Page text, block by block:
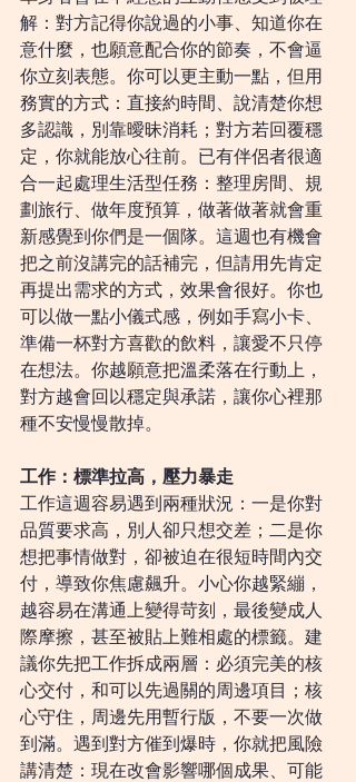
解：對方記得你說過的小事、知道你在
意什麼，也願意配合你的節奏，不會逼
你立刻表態。你可以更主動一點，但用
務實的方式：直接約時間、說清楚你想
多認識，別靠曖昧消耗；對方若回覆穩
定，你就能放心往前。已有伴侶者很適
合一起處理生活型任務：整理房間、規
劃旅行、做年度預算，做著做著就會重
新感覺到你們是一個隊。這週也有機會
把之前沒講完的話補完，但請用先肯定
再提出需求的方式，效果會很好。你也
可以做一點小儀式感，例如手寫小卡、
準備一杯對方喜歡的飲料，讓愛不只停
在想法。你越願意把溫柔落在行動上，
對方越會回以穩定與承諾，讓你心裡那
種不安慢慢散掉。
工作：標準拉高，壓力暴走
工作這週容易遇到兩種狀況：一是你對
品質要求高，別人卻只想交差；二是你
想把事情做對，卻被迫在很短時間內交
付，導致你焦慮飆升。小心你越緊繃，
越容易在溝通上變得苛刻，最後變成人
際摩擦，甚至被貼上難相處的標籤。建
議你先把工作拆成兩層：必須完美的核
心交付，和可以先過關的周邊項目；核
心守住，周邊先用暫行版，不要一次做
到滿。遇到對方催到爆時，你就把風險
講清楚：現在改會影響哪個成果、可能